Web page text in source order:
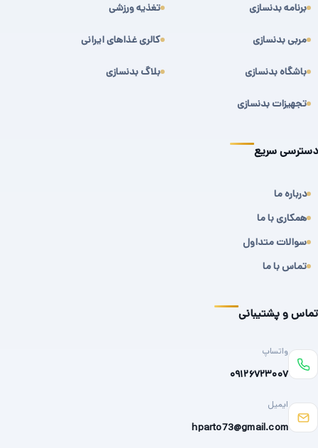
برنامه بدنسازی
مربی بدنسازی
باشگاه بدنسازی
تجهیزات بدنسازی
تغذیه ورزشی
کالری غذاهای ایرانی
بلاگ بدنسازی
دسترسی سریع
درباره ما
همکاری با ما
سوالات متداول
تماس با ما
تماس و پشتیبانی
واتساپ
۰۹۱۲۶۷۲۳۰۰۷
ایمیل
hparto73@gmail.com